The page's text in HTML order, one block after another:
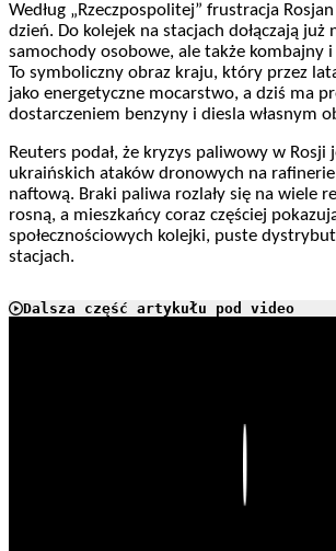
Według „Rzeczpospolitej” frustracja
dzień. Do kolejek na stacjach dołączają już
samochody osobowe, ale także kombajny
To symboliczny obraz kraju, który przez
jako energetyczne mocarstwo, a dziś ma
dostarczeniem benzyny i diesla własnym
Reuters podał, że kryzys paliwowy w
ukraińskich ataków dronowych na
naftową. Braki paliwa rozlały się na wiele
rosną, a mieszkańcy coraz częściej
społecznościowych kolejki, puste
stacjach.
Dalsza część artykułu pod video